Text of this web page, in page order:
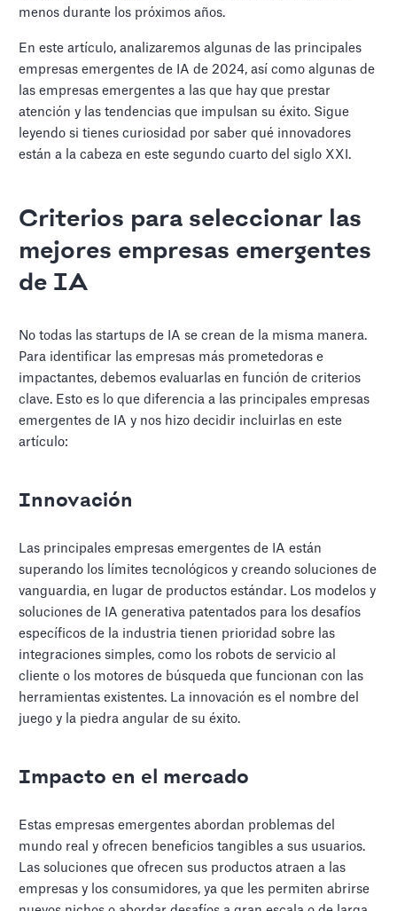
menos durante los próximos años.
En este artículo, analizaremos algunas de las principales
empresas emergentes de IA de 2024, así como algunas de
las empresas emergentes a las que hay que prestar
atención y las tendencias que impulsan su éxito. Sigue
leyendo si tienes curiosidad por saber qué innovadores
están a la cabeza en este segundo cuarto del siglo XXI.
Criterios para seleccionar las
mejores empresas emergentes
de IA
No todas las startups de IA se crean de la misma manera.
Para identificar las empresas más prometedoras e
impactantes, debemos evaluarlas en función de criterios
clave. Esto es lo que diferencia a las principales empresas
emergentes de IA y nos hizo decidir incluirlas en este
artículo:
Innovación
Las principales empresas emergentes de IA están
superando los límites tecnológicos y creando soluciones de
vanguardia, en lugar de productos estándar. Los modelos y
soluciones de IA generativa patentados para los desafíos
específicos de la industria tienen prioridad sobre las
integraciones simples, como los robots de servicio al
cliente o los motores de búsqueda que funcionan con las
herramientas existentes. La innovación es el nombre del
juego y la piedra angular de su éxito.
Impacto en el mercado
Estas empresas emergentes abordan problemas del
mundo real y ofrecen beneficios tangibles a sus usuarios.
Las soluciones que ofrecen sus productos atraen a las
empresas y los consumidores, ya que les permiten abrirse